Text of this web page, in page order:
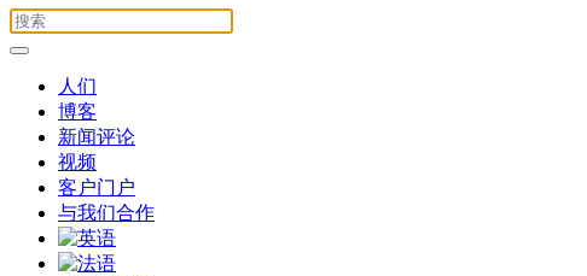
人们
博客
新闻评论
视频
客户门户
与我们合作